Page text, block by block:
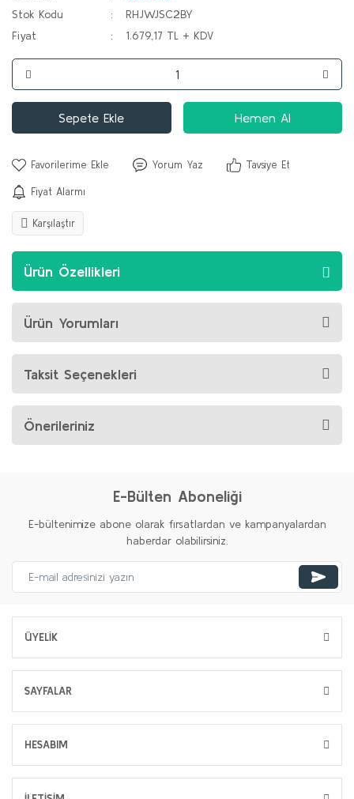
Stok Kodu
RHJWJSC2BY
Fiyat
1.679,17 TL + KDV
Sepete Ekle Hemen Al
Yorum Yaz Tavsiye Et
Fiyat Alarmı
Karşılaştır
Ürün Özellikleri
Ürün Yorumları
Taksit Seçenekleri
Önerileriniz
E-Bülten Aboneliği
E-bültenimize abone olarak fırsatlardan ve kampanyalardan
haberdar olabilirsiniz.
ÜYELİK
SAYFALAR
HESABIM